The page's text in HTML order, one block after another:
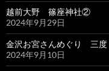
越前大野 篠座神社②
2024年9月29日
金沢お宮さんめぐり 三度
2024年9月10日